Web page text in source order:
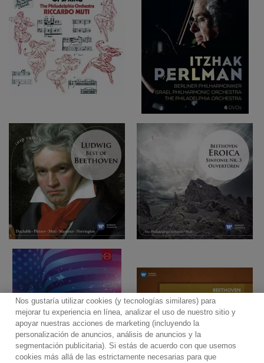
Nos gustaría utilizar cookies (y tecnologías similares) para
mejorar tu experiencia en línea, analizar el uso de nuestro sitio y
apoyar nuestras acciones de marketing (incluyendo la
personalización de anuncios, análisis de anuncios y la
segmentación publicitaria). Si estás de acuerdo con que usemos
cookies más allá de las estrictamente necesarias para que